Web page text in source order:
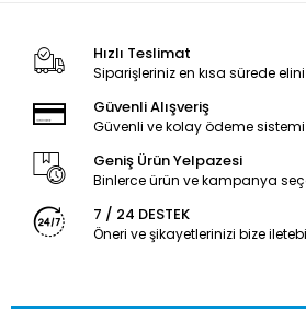
Hızlı Teslimat
Siparişleriniz en kısa sürede
Güvenli Alışveriş
Güvenli ve kolay ödeme sistemi
Geniş Ürün Yelpazesi
Binlerce ürün ve kampanya
7 / 24 DESTEK
Öneri ve şikayetlerinizi bize